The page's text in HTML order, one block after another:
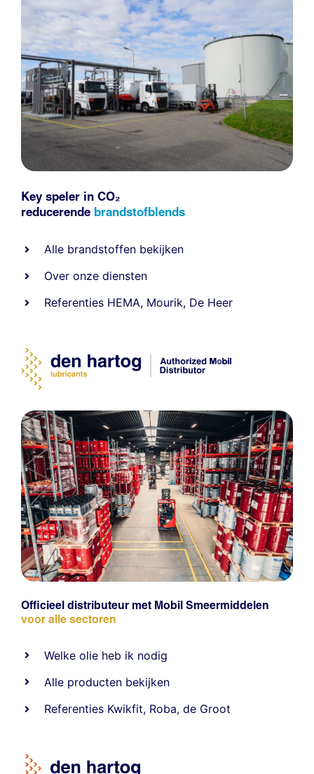
Key speler in CO₂
reducerende brandstofblends
Alle brandstoffen bekijken
Over onze diensten
Referenties HEMA, Mourik, De Heer
Officieel distributeur met Mobil Smeermiddelen
voor alle sectoren
Welke olie heb ik nodig
Alle producten bekijken
Referenties Kwikfit, Roba,de Groot